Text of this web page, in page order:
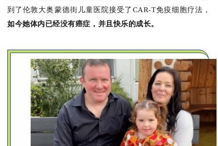
到了伦敦大奥蒙德街儿童医院接受了CAR-T免疫细胞疗法，
如今她体内已经没有癌症，并且快乐的成长。